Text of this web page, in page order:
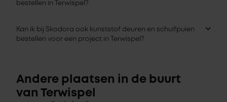
bestellen in Terwispel?
Kan ik bij Skodora ook kunststof deuren en schuifpuien
bestellen voor een project in Terwispel?
Andere plaatsen in de buurt
van Terwispel